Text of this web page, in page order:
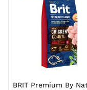
BRIT Premium By